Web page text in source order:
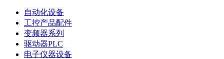
自动化设备
工控产品配件
变频器系列
驱动器PLC
电子仪器设备